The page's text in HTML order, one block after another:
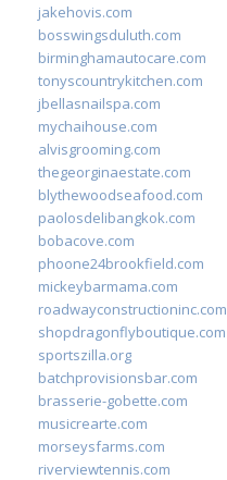
jakehovis.com
bosswingsduluth.com
birminghamautocare.com
tonyscountrykitchen.com
jbellasnailspa.com
mychaihouse.com
alvisgrooming.com
thegeorginaestate.com
blythewoodseafood.com
paolosdelibangkok.com
bobacove.com
phoone24brookfield.com
mickeybarmama.com
roadwayconstructioninc.com
shopdragonflyboutique.com
sportszilla.org
batchprovisionsbar.com
brasserie-gobette.com
musicrearte.com
morseysfarms.com
riverviewtennis.com